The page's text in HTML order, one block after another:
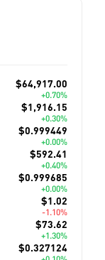
$64,917.00
+0.70%
$1,916.15
+0.30%
$0.999449
+0.00%
$592.41
+0.40%
$0.999685
+0.00%
$1.02
-1.10%
$73.62
+1.30%
$0.327124